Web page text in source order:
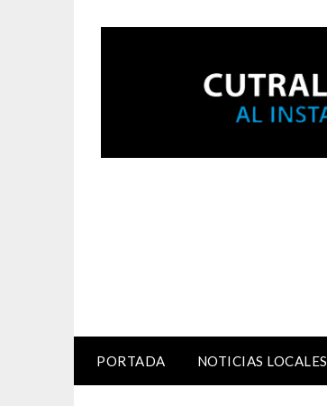
PORTADA NOTICIAS LOCALES